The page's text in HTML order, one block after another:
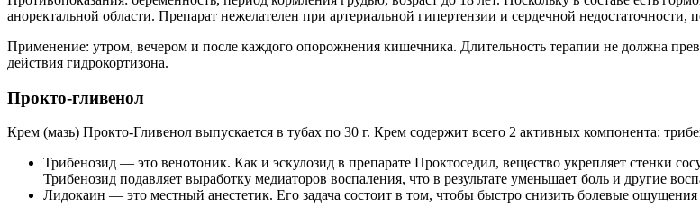
аноректальной области. Препарат нежелателен при артериальной гипертензии и сердечной
Применение: утром, вечером и после каждого опорожнения кишечника. Длительность терапии не должна
действия гидрокортизона.
Прокто-гливенол
Крем (мазь) Прокто-Гливенол выпускается в тубах по 30 г. Крем содержит всего 2 активных компонента:
Трибенозид — это венотоник. Как и эскулозид в препарате Проктоседил, вещество укрепляет стенки
Трибенозид подавляет выработку медиаторов воспаления, что в результате уменьшает боль и другие
Лидокаин — это местный анестетик. Его задача состоит в том, чтобы быстро снизить болевые